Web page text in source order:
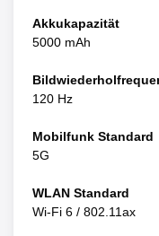
Akkukapazität
5000 mAh
120 Hz
Mobilfunk Standard
5G
WLAN Standard
Wi-Fi 6 / 802.11ax